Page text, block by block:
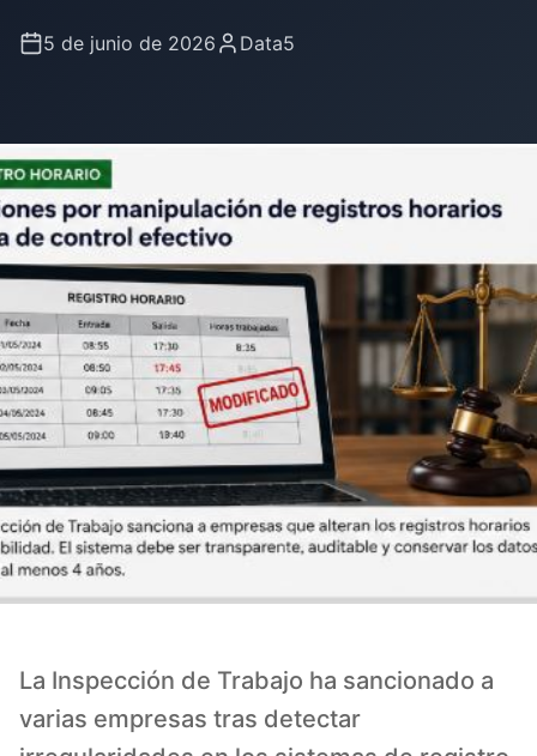
5 de junio de 2026 Data5
La Inspección de Trabajo ha sancionado a
varias empresas tras detectar